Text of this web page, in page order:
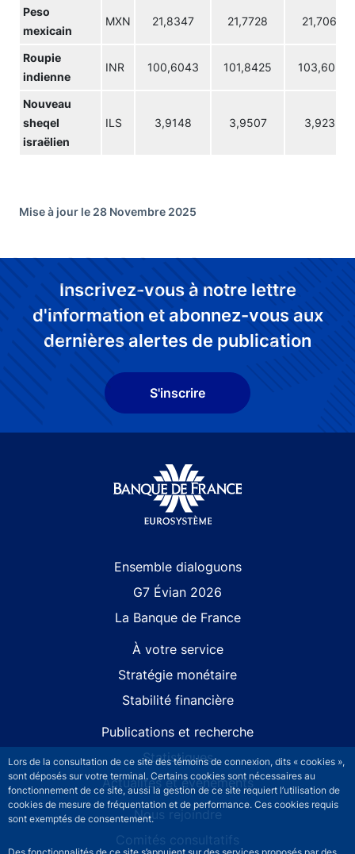
Lors de la consultation de ce site des témoins de connexion, dits « cookies »,
sont déposés sur votre terminal. Certains cookies sont nécessaires au
fonctionnement de ce site, aussi la gestion de ce site requiert l’utilisation de
cookies de mesure de fréquentation et de performance. Ces cookies requis
sont exemptés de consentement.
Peso
mexicain
MXN 21,8347 21,7728 21,7063
Roupie
indienne
INR 100,6043 101,8425 103,6023
Nouveau
sheqel
israëlien
ILS 3,9148 3,9507 3,9235
Mise à jour le 28 Novembre 2025
Inscrivez-vous à notre lettre
d'information et abonnez-vous aux
dernières alertes de publication
S'inscrire
Ensemble dialoguons
G7 Évian 2026
La Banque de France
À votre service
Stratégie monétaire
Stabilité financière
Publications et recherche
Statistiques
Actualités et événements
Nous rejoindre
Comités consultatifs